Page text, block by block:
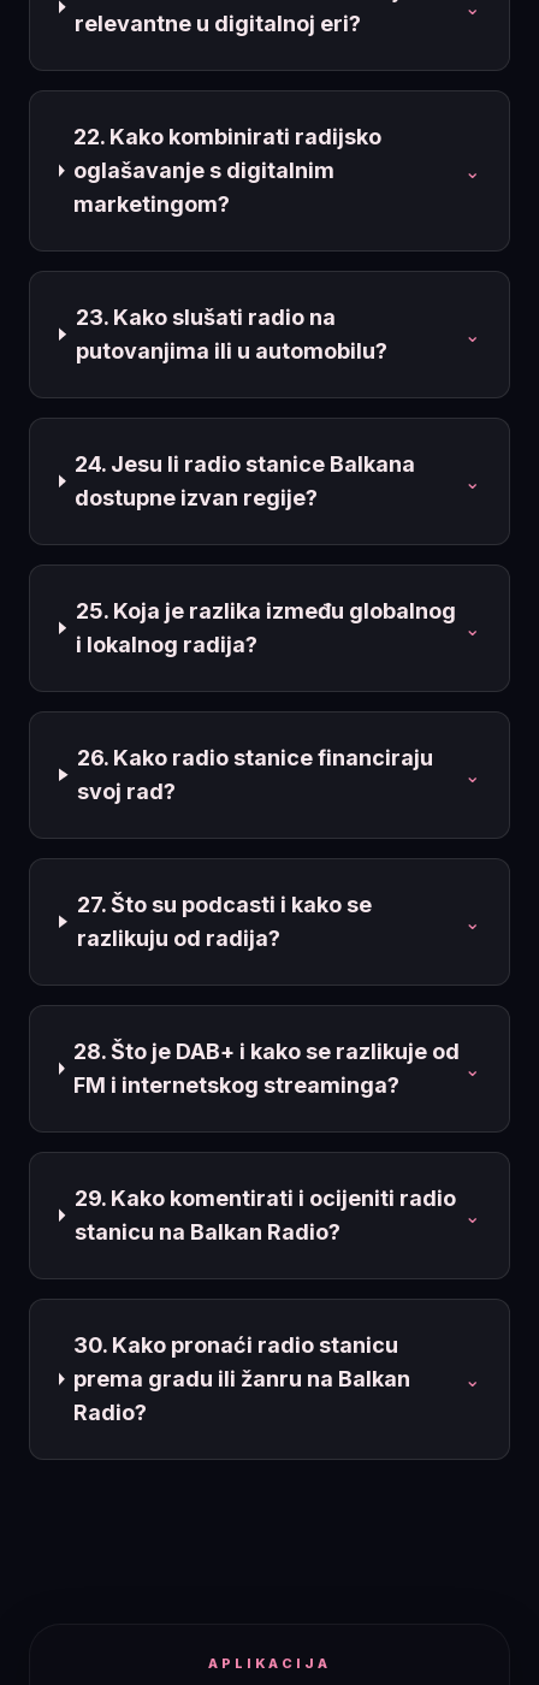
relevantne u digitalnoj eri?
⌄
22. Kako kombinirati radijsko
oglašavanje s digitalnim
marketingom?
⌄
23. Kako slušati radio na
putovanjima ili u automobilu?
⌄
24. Jesu li radio stanice Balkana
dostupne izvan regije?
⌄
25. Koja je razlika između globalnog
i lokalnog radija?
⌄
26. Kako radio stanice financiraju
svoj rad?
⌄
27. Što su podcasti i kako se
razlikuju od radija?
⌄
28. Što je DAB+ i kako se razlikuje od
FM i internetskog streaminga?
⌄
29. Kako komentirati i ocijeniti radio
stanicu na Balkan Radio?
⌄
30. Kako pronaći radio stanicu
prema gradu ili žanru na Balkan
Radio?
⌄
APLIKACIJA